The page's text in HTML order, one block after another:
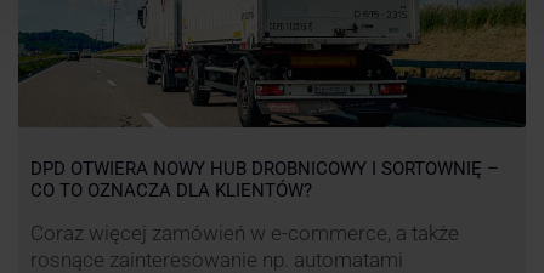
DPD OTWIERA NOWY HUB DROBNICOWY I SORTOWNIĘ –
CO TO OZNACZA DLA KLIENTÓW?
Coraz więcej zamówień w e-commerce, a także
rosnące zainteresowanie np. automatami